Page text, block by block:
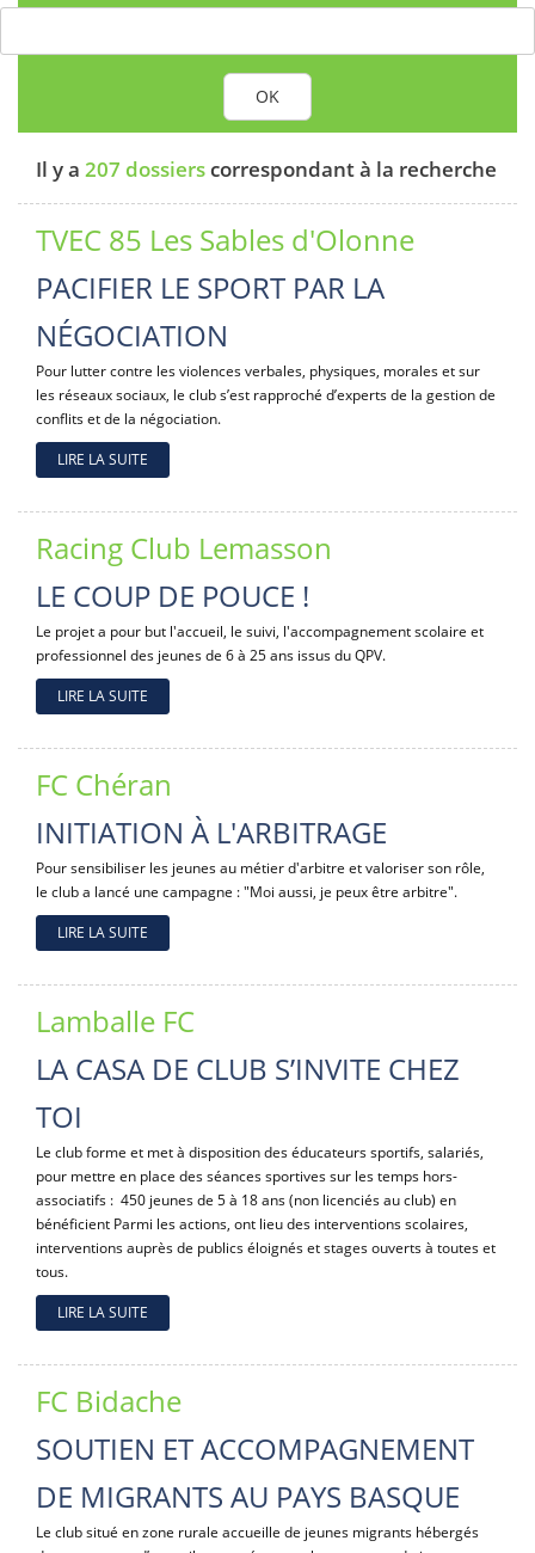
OK
Il y a 207 dossierscorrespondant à la recherche
TVEC 85 Les Sables d'Olonne
PACIFIER LE SPORT PAR LA
NÉGOCIATION
Pour lutter contre les violences verbales, physiques, morales et sur
les réseaux sociaux, le club s’est rapproché d’experts de la gestion de
conflits et de la négociation.
LIRE LA SUITE
Racing Club Lemasson
LE COUP DE POUCE !
Le projet a pour but l'accueil, le suivi, l'accompagnement scolaire et
professionnel des jeunes de 6 à 25 ans issus du QPV.
LIRE LA SUITE
FC Chéran
INITIATION À L'ARBITRAGE
Pour sensibiliser les jeunes au métier d'arbitre et valoriser son rôle,
le club a lancé une campagne : "Moi aussi, je peux être arbitre".
LIRE LA SUITE
Lamballe FC
LA CASA DE CLUB S’INVITE CHEZ
TOI
Le club forme et met à disposition des éducateurs sportifs, salariés,
pour mettre en place des séances sportives sur les temps hors-
associatifs : 450 jeunes de 5 à 18 ans (non licenciés au club) en
bénéficient Parmi les actions, ont lieu des interventions scolaires,
interventions auprès de publics éloignés et stages ouverts à toutes et
tous.
LIRE LA SUITE
FC Bidache
SOUTIEN ET ACCOMPAGNEMENT
DE MIGRANTS AU PAYS BASQUE
Le club situé en zone rurale accueille de jeunes migrants hébergés